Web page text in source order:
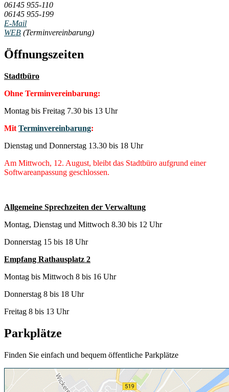
06145 955-110
06145 955-199
E-Mail
WEB (Terminvereinbarung)
Öffnungszeiten
Stadtbüro
Ohne Terminvereinbarung:
Montag bis Freitag 7.30 bis 13 Uhr
Mit Terminvereinbarung:
Dienstag und Donnerstag 13.30 bis 18 Uhr
Am Mittwoch, 12. August, bleibt das Stadtbüro aufgrund einer
Softwareanpassung geschlossen.
Allgemeine Sprechzeiten der Verwaltung
Montag, Dienstag und Mittwoch 8.30 bis 12 Uhr
Donnerstag 15 bis 18 Uhr
Empfang Rathausplatz 2
Montag bis Mittwoch 8 bis 16 Uhr
Donnerstag 8 bis 18 Uhr
Freitag 8 bis 13 Uhr
Parkplätze
Finden Sie einfach und bequem öffentliche Parkplätze